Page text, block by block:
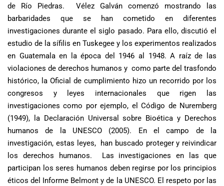
de Río Piedras. Vélez Galván comenzó mostrando las
barbaridades que se han cometido en diferentes
investigaciones durante el siglo pasado. Para ello, discutió el
estudio de la sífilis en Tuskegee y los experimentos realizados
en Guatemala en la época del 1946 al 1948. A raíz de las
violaciones de derechos humanos y como parte del trasfondo
histórico, la Oficial de cumplimiento hizo un recorrido por los
congresos y leyes internacionales que rigen las
investigaciones como por ejemplo, el Código de Nuremberg
(1949), la Declaración Universal sobre Bioética y Derechos
humanos de la UNESCO (2005). En el campo de la
investigación, estas leyes, han buscado proteger y reivindicar
los derechos humanos. Las investigaciones en las que
participan los seres humanos deben regirse por los principios
éticos del Informe Belmont y de la UNESCO. El respeto por las